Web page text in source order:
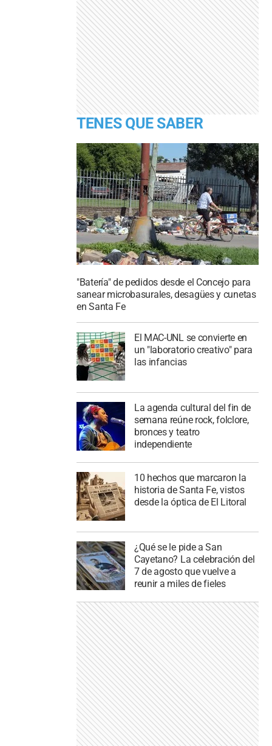
TENES QUE SABER
"Batería" de pedidos desde el Concejo para
sanear microbasurales, desagües y cunetas
en Santa Fe
El MAC-UNL se convierte en
un "laboratorio creativo" para
las infancias
La agenda cultural del fin de
semana reúne rock, folclore,
bronces y teatro
independiente
10 hechos que marcaron la
historia de Santa Fe, vistos
desde la óptica de El Litoral
¿Qué se le pide a San
Cayetano? La celebración del
7 de agosto que vuelve a
reunir a miles de fieles